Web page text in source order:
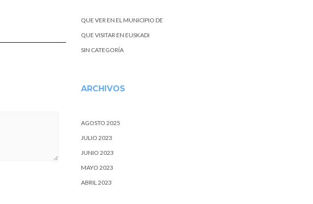
QUE VER EN EL MUNICIPIO DE
QUE VISITAR EN EUSKADI
SIN CATEGORÍA
ARCHIVOS
AGOSTO 2025
JULIO 2023
JUNIO 2023
MAYO 2023
ABRIL 2023